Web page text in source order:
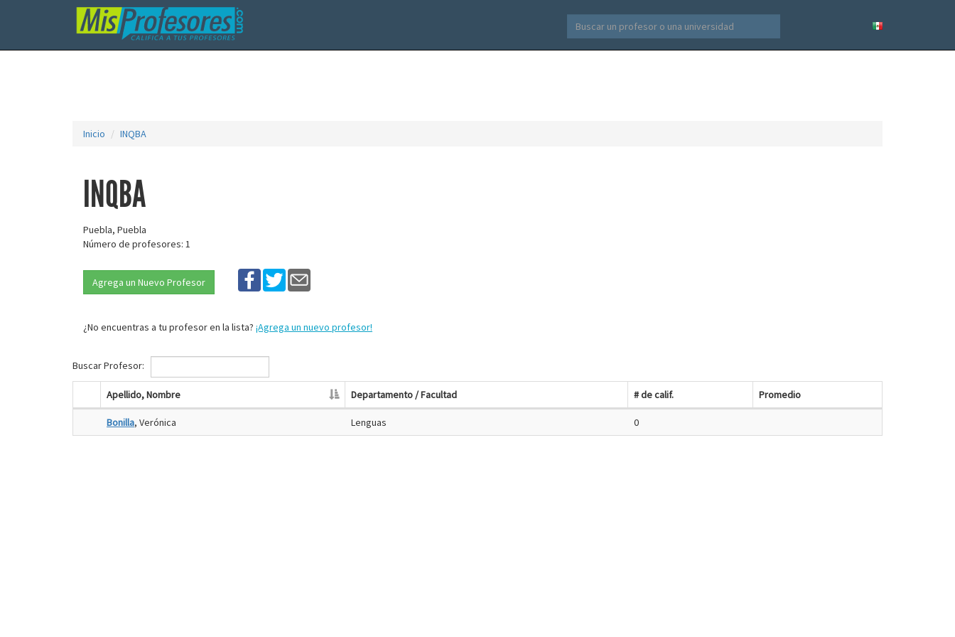
Inicio INQBA
INQBA
Puebla, Puebla
Número de profesores: 1
Agrega un Nuevo Profesor
¿No encuentras a tu profesor en la lista? ¡Agrega un nuevo profesor!
Buscar Profesor:
Apellido, Nombre Departamento / Facultad # de calif. Promedio
Bonilla, Verónica Lenguas 0